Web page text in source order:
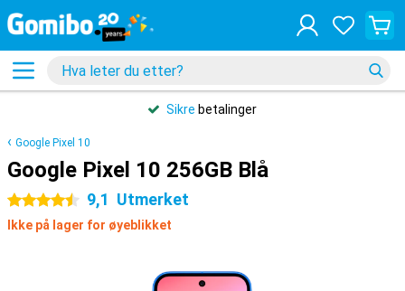
Sikre betalinger
Google Pixel 10
Google Pixel 10 256GB Blå
4.5 stjerner 9,1 Utmerket
Ikke på lager for øyeblikket